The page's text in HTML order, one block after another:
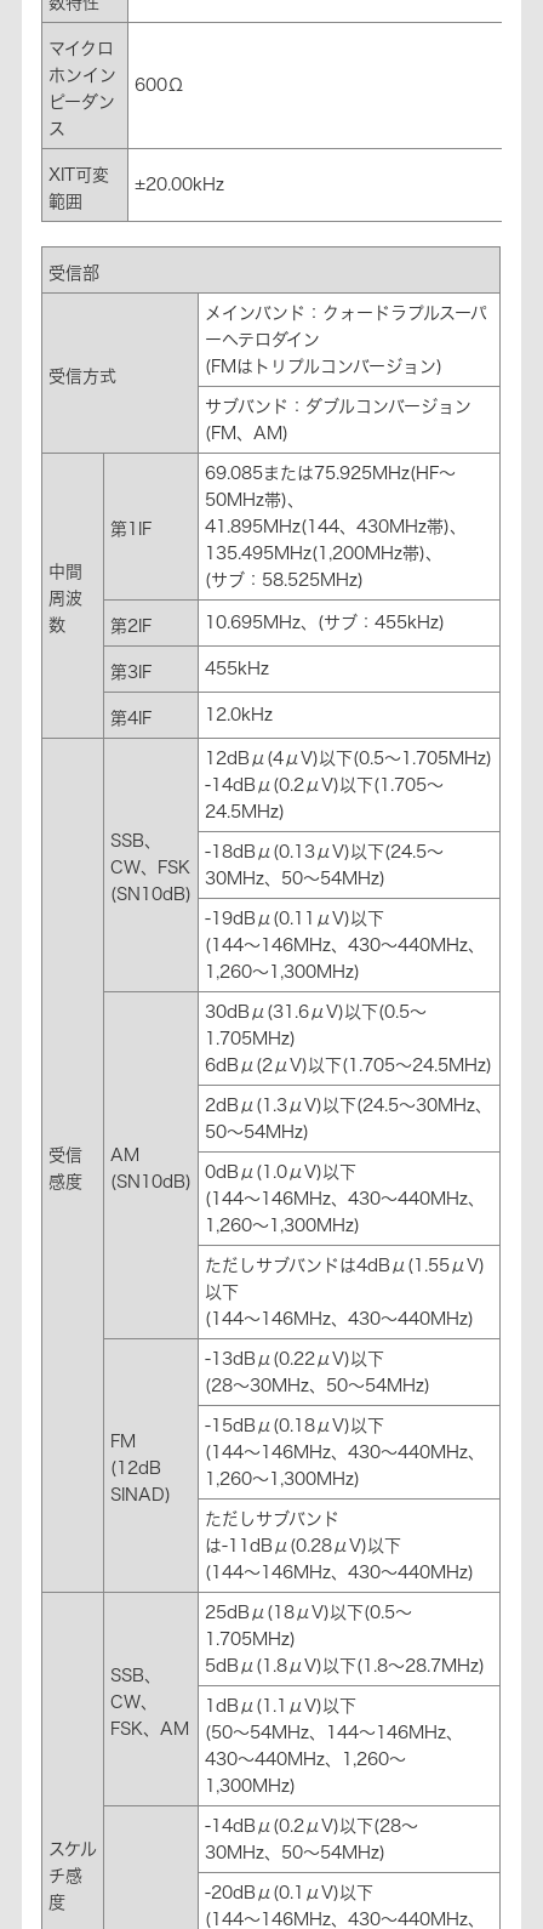
マイクロ
ホンイン
ピーダン
ス
600Ω
XIT可変
範囲
±20.00kHz
受信部
受信方式
メインバンド：クォードラプルスーパ
ーヘテロダイン
(FMはトリプルコンバージョン)
サブバンド：ダブルコンバージョン
(FM、AM)
中間
周波
数
第1IF
69.085または75.925MHz(HF～
50MHz帯)、
41.895MHz(144、430MHz帯)、
135.495MHz(1,200MHz帯)、
(サブ：58.525MHz)
第2IF 10.695MHz、(サブ：455kHz)
第3IF 455kHz
第4IF 12.0kHz
受信
感度
SSB、
CW、FSK
(SN10dB)
12dBμ(4μV)以下(0.5～1.705MHz)
-14dBμ(0.2μV)以下(1.705～
24.5MHz)
-18dBμ(0.13μV)以下(24.5～
30MHz、50～54MHz)
-19dBμ(0.11μV)以下
(144～146MHz、430～440MHz、
1,260～1,300MHz)
AM
(SN10dB)
30dBμ(31.6μV)以下(0.5～
1.705MHz)
6dBμ(2μV)以下(1.705～24.5MHz)
2dBμ(1.3μV)以下(24.5～30MHz、
50～54MHz)
0dBμ(1.0μV)以下
(144～146MHz、430～440MHz、
1,260～1,300MHz)
ただしサブバンドは4dBμ(1.55μV)
以下
(144～146MHz、430～440MHz)
FM
(12dB
SINAD)
-13dBμ(0.22μV)以下
(28～30MHz、50～54MHz)
-15dBμ(0.18μV)以下
(144～146MHz、430～440MHz、
1,260～1,300MHz)
ただしサブバンド
は-11dBμ(0.28μV)以下
(144～146MHz、430～440MHz)
スケル
チ感
度
SSB、
CW、
FSK、AM
25dBμ(18μV)以下(0.5～
1.705MHz)
5dBμ(1.8μV)以下(1.8～28.7MHz)
1dBμ(1.1μV)以下
(50～54MHz、144～146MHz、
430～440MHz、1,260～
1,300MHz)
-14dBμ(0.2μV)以下(28～
30MHz、50～54MHz)
-20dBμ(0.1μV)以下
(144～146MHz、430～440MHz、